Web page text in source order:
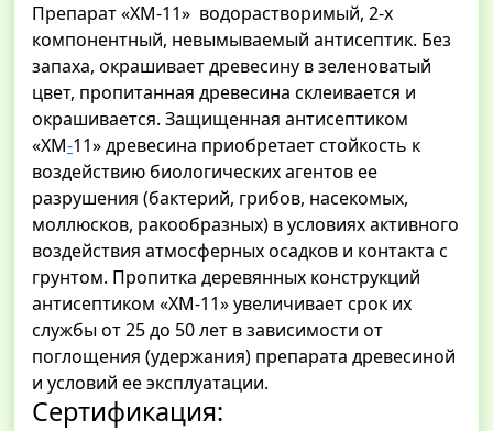
Препарат «ХМ-11» водорастворимый, 2-х
компонентный, невымываемый антисептик. Без
запаха, окрашивает древесину в зеленоватый
цвет, пропитанная древесина склеивается и
окрашивается. Защищенная антисептиком
«ХМ-11» древесина приобретает стойкость к
воздействию биологических агентов ее
разрушения (бактерий, грибов, насекомых,
моллюсков, ракообразных) в условиях активного
воздействия атмосферных осадков и контакта с
грунтом. Пропитка деревянных конструкций
антисептиком «ХМ-11» увеличивает срок их
службы от 25 до 50 лет в зависимости от
поглощения (удержания) препарата древесиной
и условий ее эксплуатации.
Сертификация: